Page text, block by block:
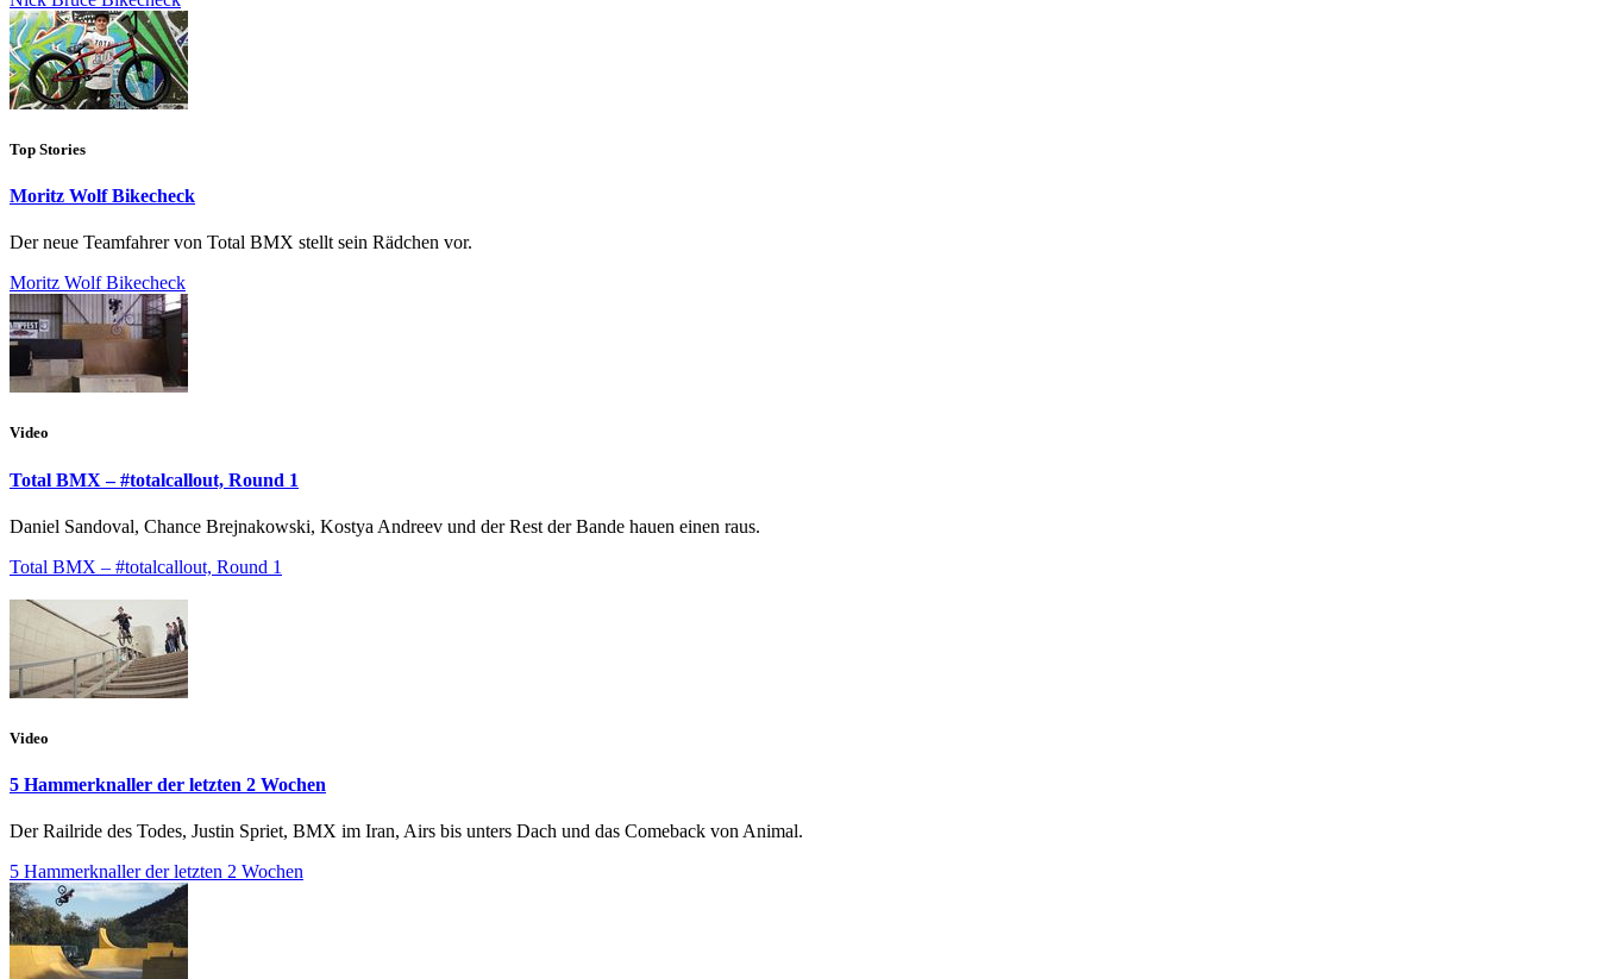
Top Stories
Moritz Wolf Bikecheck
Der neue Teamfahrer von Total BMX stellt sein Rädchen vor.
Moritz Wolf Bikecheck
Video
Total BMX – #totalcallout, Round 1
Daniel Sandoval, Chance Brejnakowski, Kostya Andreev und der Rest der Bande hauen einen raus.
Total BMX – #totalcallout, Round 1
Video
5 Hammerknaller der letzten 2 Wochen
Der Railride des Todes, Justin Spriet, BMX im Iran, Airs bis unters Dach und das Comeback von Animal.
5 Hammerknaller der letzten 2 Wochen